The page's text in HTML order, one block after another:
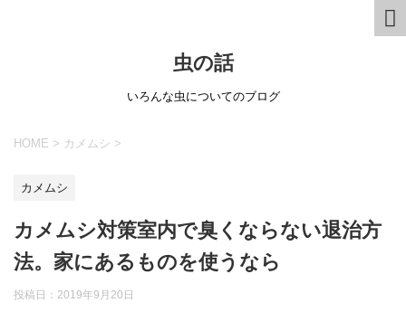
虫の話
いろんな虫についてのブログ
HOME > カメムシ >
カメムシ
カメムシ対策室内で臭くならない退治方
法。家にあるものを使うなら
投稿日： 2019年9月20日